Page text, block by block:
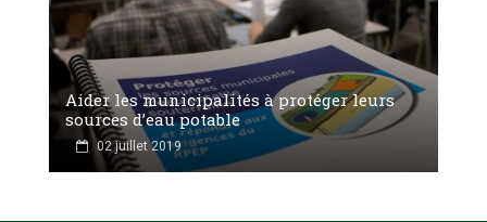
Aider les municipalités à protéger leurs
sources d’eau potable
02 juillet 2019